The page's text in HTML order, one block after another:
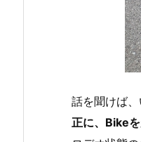
話を聞けば
正に、Bike